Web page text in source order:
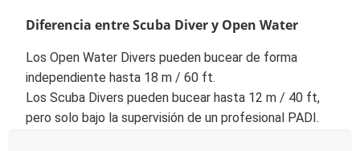
Diferencia entre Scuba Diver y Open Water
Los Open Water Divers pueden bucear de forma
independiente hasta 18 m / 60 ft.
Los Scuba Divers pueden bucear hasta 12 m / 40 ft,
pero solo bajo la supervisión de un profesional PADI.